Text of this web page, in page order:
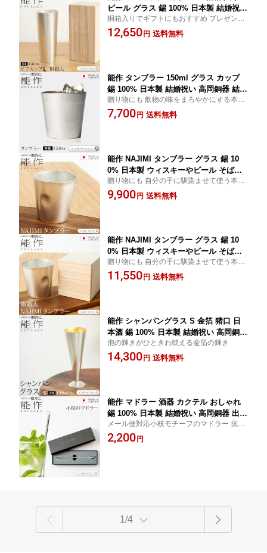
ビール グラス 錫 100% 日本製 結婚祝い
高岡銅器 結婚 出産 内祝い 引き出物 金
婚式 誕生日 父の日 還暦祝い 古希 喜寿
桐箱入りでギフトにもおすすめ プレゼント
に最適なビールの味が際立つ本錫のビアカ
ップ
12,650 円 送料無料
能作 タンブラー 150ml グラス カップ
錫 100% 日本製 結婚祝い 高岡銅器 結婚
出産 内祝い 引き出物 金婚式 誕生日 父
の日 還暦祝い 古希 喜寿 米寿 お祝い お
贈り物にも 飲物の味をまろやかにする本錫
のタンブラー
7,700 円 送料無料
能作 NAJIMI タンブラー グラス 錫 10
0% 日本製 ウィスキーやビール そば猪
口やスープカップに 結婚祝い 高岡銅器
結婚 出産 内祝い 引き出物 金婚式 誕生
贈り物にも 自分の手に馴染ませて使う本錫
のタンブラー
9,900 円 送料無料
能作 NAJIMI タンブラー グラス 錫 10
0% 日本製 ウィスキーやビール そば猪
口やスープカップに 桐箱 入り 結婚祝い
高岡銅器 内祝い 引き出物 誕生日 プレ
贈り物にも 自分の手に馴染ませて使う本錫
のタンブラー
11,550 円 送料無料
能作 シャンパングラス S 金箔 猪口 日
本酒 錫 100% 日本製 結婚祝い 高岡銅器
結婚 出産 内祝い 引き出物 金婚式 誕生
日 プレゼント ギフト 父の日 還暦祝い
泡の輝きがひときわ映える金箔の輝き
14,300 円 送料無料
能作 マドラー 酒器 カクテル おしゃれ
錫 100% 日本製 結婚祝い 高岡銅器 出産
内祝い 引き出物 金婚式 誕生日 父の日
還暦祝い 古希 喜寿 米寿 お祝い お返し
メール便対応小枝モチーフのマドラー 抗菌
性にすぐれ、飲み物がまろやかに
2,200 円
1/4